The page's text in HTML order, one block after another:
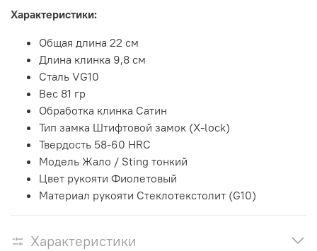
Характеристики:
Общая длина 22 см
Длина клинка 9,8 см
Сталь VG10
Вес 81 гр
Обработка клинка Сатин
Тип замка Штифтовой замок (X-lock)
Твердость 58-60 HRC
Модель Жало / Sting тонкий
Цвет рукояти Фиолетовый
Материал рукояти Стеклотекстолит (G10)
Характеристики